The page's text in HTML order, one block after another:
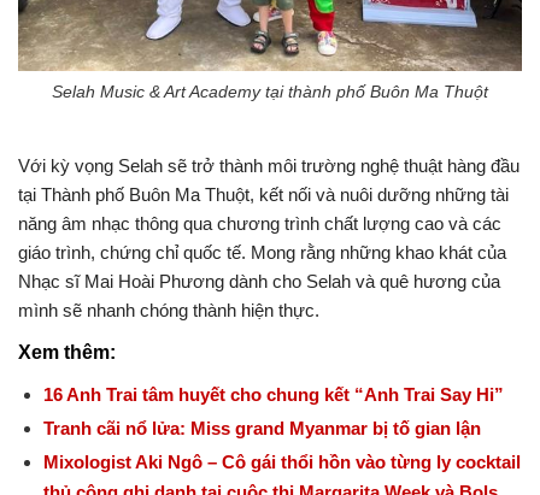
Selah Music & Art Academy tại thành phố Buôn Ma Thuột
Với kỳ vọng Selah sẽ trở thành môi trường nghệ thuật hàng đầu
tại Thành phố Buôn Ma Thuột, kết nối và nuôi dưỡng những tài
năng âm nhạc thông qua chương trình chất lượng cao và các
giáo trình, chứng chỉ quốc tế. Mong rằng những khao khát của
Nhạc sĩ Mai Hoài Phương dành cho Selah và quê hương của
mình sẽ nhanh chóng thành hiện thực.
Xem thêm:
16 Anh Trai tâm huyết cho chung kết “Anh Trai Say Hi”
Tranh cãi nổ lửa: Miss grand Myanmar bị tố gian lận
Mixologist Aki Ngô – Cô gái thổi hồn vào từng ly cocktail